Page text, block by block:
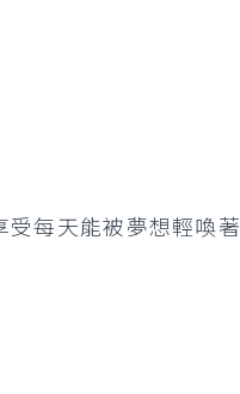
受每天能被夢想輕喚著